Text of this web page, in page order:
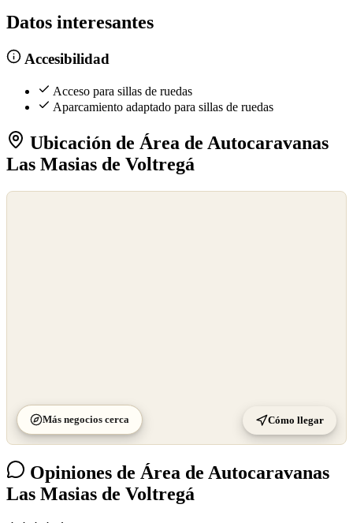
Datos interesantes
Accesibilidad
Acceso para sillas de ruedas
Aparcamiento adaptado para sillas de ruedas
Ubicación de Área de Autocaravanas
Las Masias de Voltregá
Más negocios cerca Cómo llegar
Opiniones de Área de Autocaravanas
Las Masias de Voltregá